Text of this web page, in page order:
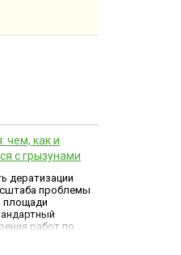
чем, как и
с грызунами
дератизации
проблемы
площади
работ по